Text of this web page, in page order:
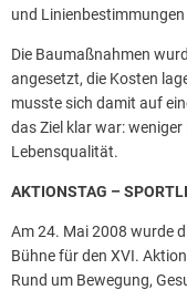
und
Die Baumaßnahmen
angesetzt, die Kosten
musste sich damit auf
das Ziel klar war:
Lebensqualität.
AKTIONSTAG –
Am 24. Mai 2008 wurde
Bühne für den XVI.
Rund um Bewegung,